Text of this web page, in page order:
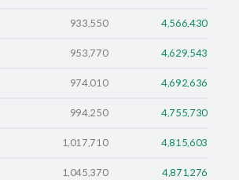
933,550 4,566,430
953,770 4,629,543
974,010 4,692,636
994,250 4,755,730
1,017,710 4,815,603
1,045,370 4,871,276